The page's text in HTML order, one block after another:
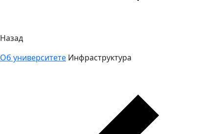
Назад
Об университете Инфраструктура